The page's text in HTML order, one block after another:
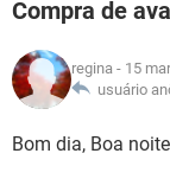
INSTAGRAM
GUIA DE COMPRAS
INSTAGRAM
GUIA DE COMPRAS
JOGOS
CELULAR
OUTLOOK
INSTAGRAM
FÓRUM
JOGOS
CELULAR
OUTLOOK
GLOSSÁRIO
JOGOS
Compra de
regina - 15
usuário
Bom dia, Boa